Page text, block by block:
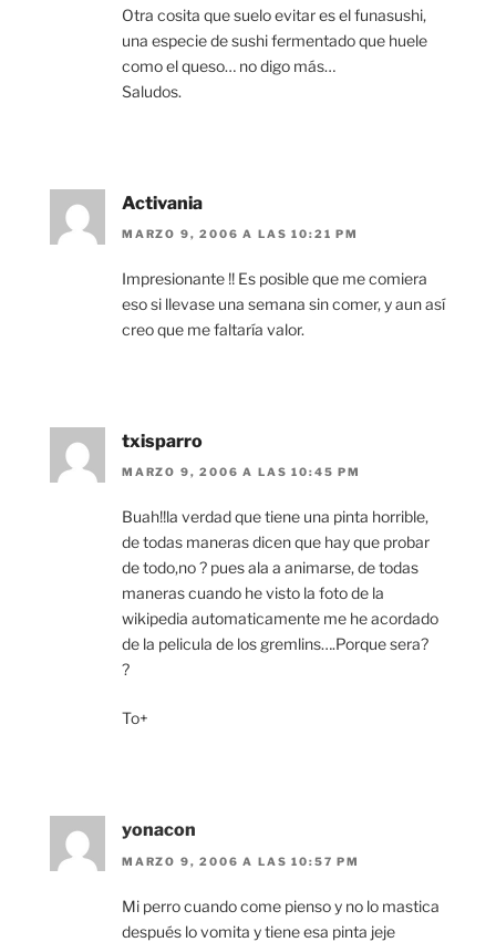
Otra cosita que suelo evitar es el funasushi,
una especie de sushi fermentado que huele
como el queso… no digo más…
Saludos.
Activania
MARZO 9, 2006 A LAS 10:21 PM
Impresionante !! Es posible que me comiera
eso si llevase una semana sin comer, y aun así
creo que me faltaría valor.
txisparro
MARZO 9, 2006 A LAS 10:45 PM
Buah!!la verdad que tiene una pinta horrible,
de todas maneras dicen que hay que probar
de todo,no ? pues ala a animarse, de todas
maneras cuando he visto la foto de la
wikipedia automaticamente me he acordado
de la pelicula de los gremlins….Porque sera?
?
To+
yonacon
MARZO 9, 2006 A LAS 10:57 PM
Mi perro cuando come pienso y no lo mastica
después lo vomita y tiene esa pinta jeje